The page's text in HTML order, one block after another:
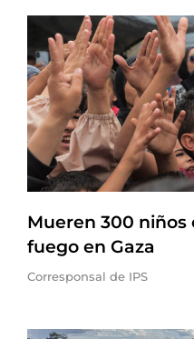
Mueren 300 niños
fuego en Gaza
Corresponsal de IPS